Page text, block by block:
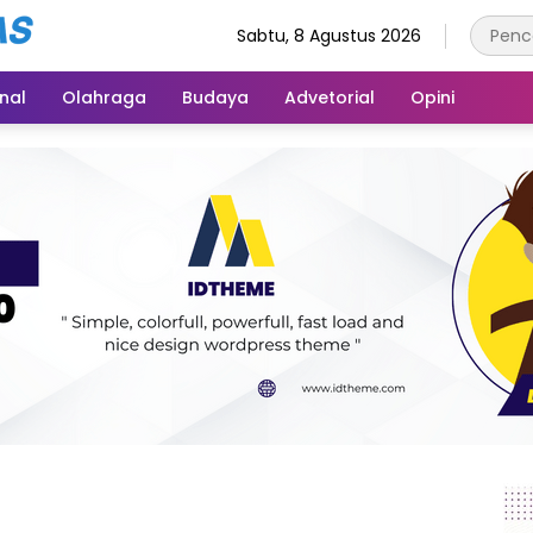
Sabtu, 8 Agustus 2026
Olahraga Budaya Advetorial Opini